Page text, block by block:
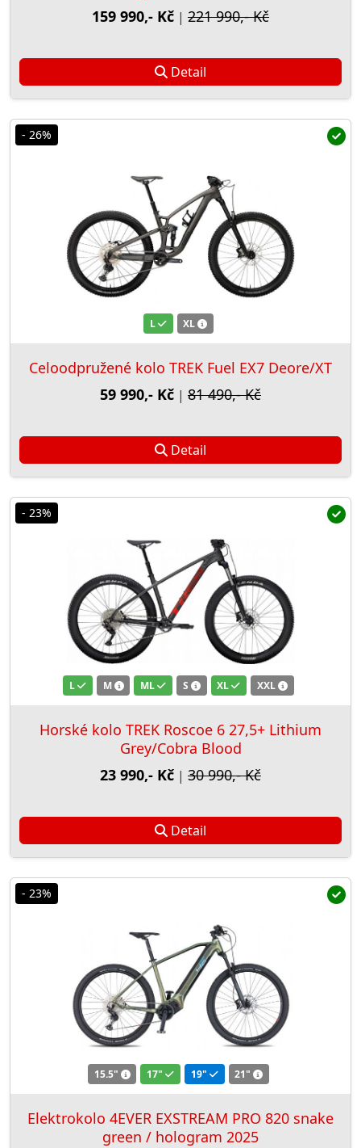
159 990,- Kč | 221 990,- Kč
Detail
- 26%
L XL
Celoodpružené kolo TREK Fuel EX7 Deore/XT
59 990,- Kč | 81 490,- Kč
Detail
- 23%
L M ML S XL XXL
Horské kolo TREK Roscoe 6 27,5+ Lithium
Grey/Cobra Blood
23 990,- Kč | 30 990,- Kč
Detail
- 23%
15.5" 17" 19" 21"
Elektrokolo 4EVER EXSTREAM PRO 820 snake
green / hologram 2025